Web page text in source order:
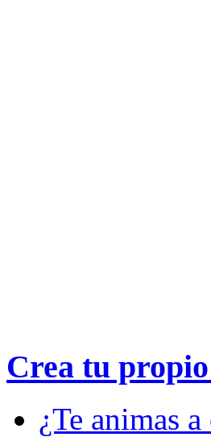
Crea tu propio
¿Te animas